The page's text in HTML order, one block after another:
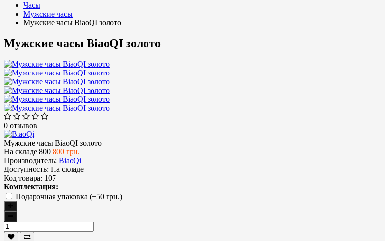
Часы
Мужские часы
Мужские часы BiaoQI золото
Мужские часы BiaoQI золото
0 отзывов
Мужские часы BiaoQI золото
На складе 800 800 грн.
Производитель: BiaoQi
Доступность: На складе
Код товара: 107
Комплектация:
Подарочная упаковка (+50 грн.)